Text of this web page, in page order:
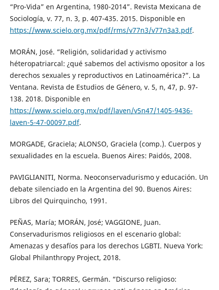
“Pro-Vida” en Argentina, 1980-2014”. Revista Mexicana de
Sociología, v. 77, n. 3, p. 407-435. 2015. Disponible en
https://www.scielo.org.mx/pdf/rms/v77n3/v77n3a3.pdf.
MORÁN, José. “Religión, solidaridad y activismo
héteropatriarcal: ¿qué sabemos del activismo opositor a los
derechos sexuales y reproductivos en Latinoamérica?”. La
Ventana. Revista de Estudios de Género, v. 5, n, 47, p. 97-
138. 2018. Disponible en
https://www.scielo.org.mx/pdf/laven/v5n47/1405-9436-
laven-5-47-00097.pdf.
MORGADE, Graciela; ALONSO, Graciela (comp.). Cuerpos y
sexualidades en la escuela. Buenos Aires: Paidós, 2008.
PAVIGLIANITI, Norma. Neoconservadurismo y educación. Un
debate silenciado en la Argentina del 90. Buenos Aires:
Libros del Quirquincho, 1991.
PEÑAS, María; MORÁN, José; VAGGIONE, Juan.
Conservadurismos religiosos en el escenario global:
Amenazas y desafíos para los derechos LGBTI. Nueva York:
Global Philanthropy Project, 2018.
PÉREZ, Sara; TORRES, Germán. “Discurso religioso: